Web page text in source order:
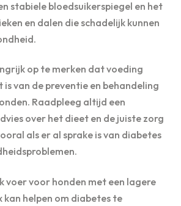
stabiele bloedsuikerspiegel en het
en dalen die schadelijk kunnen
op te merken dat voeding
is van de preventie en behandeling
Raadpleeg altijd een
over het dieet en de juiste zorg
als er al sprake is van diabetes
voer voor honden met een lagere
kan helpen om diabetes te